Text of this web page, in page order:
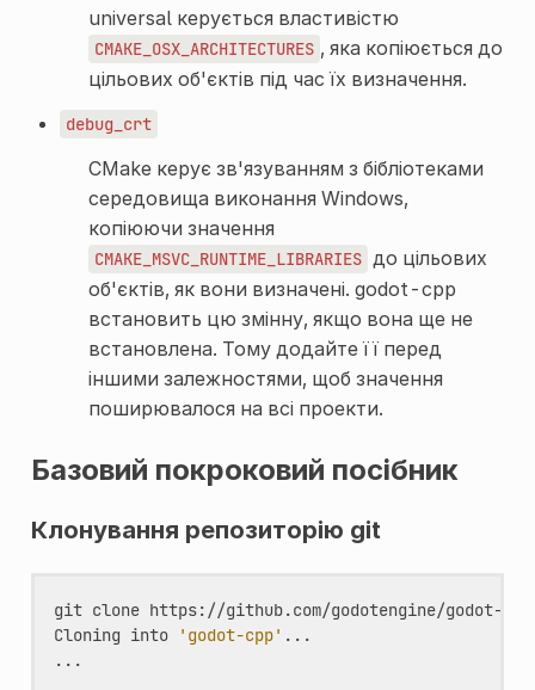
universal керується властивістю
CMAKE_OSX_ARCHITECTURES , яка копіюється до
цільових об'єктів під час їх визначення.
debug_crt
CMake керує зв'язуванням з бібліотеками
середовища виконання Windows,
копіюючи значення
CMAKE_MSVC_RUNTIME_LIBRARIES до цільових
об'єктів, як вони визначені. godot-cpp
встановить цю змінну, якщо вона ще не
встановлена. Тому додайте її перед
іншими залежностями, щоб значення
поширювалося на всі проекти.
Базовий покроковий посібник
Клонування репозиторію git
git clone https://github.com/godotengine/godot-
Cloning into 'godot-cpp' ...